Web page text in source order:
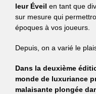
leur Éveil en tant que
sur mesure qui
époques à vos joueurs.
Depuis, on a varié le
Dans la deuxième
monde de luxuriance
malaisante plongée